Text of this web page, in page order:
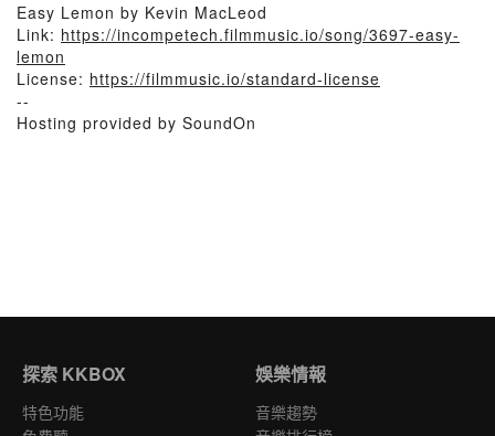
Easy Lemon by Kevin MacLeod
Link: https://incompetech.filmmusic.io/song/3697-easy-
lemon
License: https://filmmusic.io/standard-license
--
Hosting provided by SoundOn
探索 KKBOX
特色功能
娛樂情報
音樂趨勢